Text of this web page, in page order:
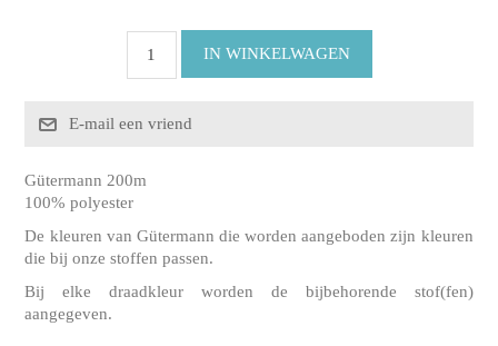
Gütermann 200m
100% polyester
De kleuren van Gütermann die worden aangeboden zijn kleuren
die bij onze stoffen passen.
Bij elke draadkleur worden de bijbehorende stof(fen)
aangegeven.